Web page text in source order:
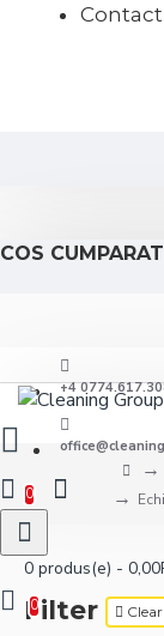
Contact
COS
+4
0
0 produs(e) -
0
Filter Clear